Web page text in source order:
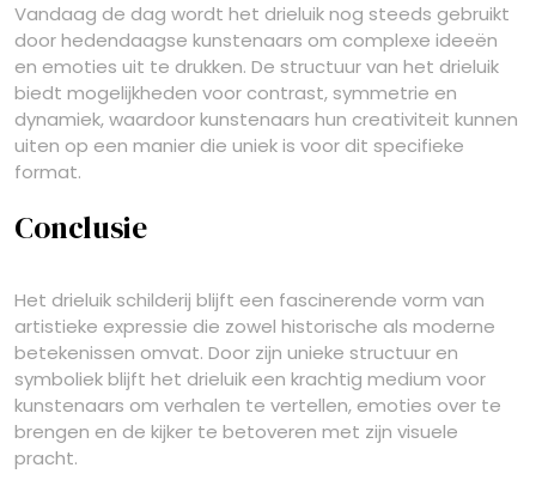
Vandaag de dag wordt het drieluik nog steeds gebruikt
door hedendaagse kunstenaars om complexe ideeën
en emoties uit te drukken. De structuur van het drieluik
biedt mogelijkheden voor contrast, symmetrie en
dynamiek, waardoor kunstenaars hun creativiteit kunnen
uiten op een manier die uniek is voor dit specifieke
format.
Conclusie
Het drieluik schilderij blijft een fascinerende vorm van
artistieke expressie die zowel historische als moderne
betekenissen omvat. Door zijn unieke structuur en
symboliek blijft het drieluik een krachtig medium voor
kunstenaars om verhalen te vertellen, emoties over te
brengen en de kijker te betoveren met zijn visuele
pracht.